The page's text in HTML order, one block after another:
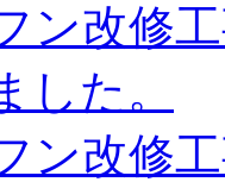
ン改修
した。
ン改修